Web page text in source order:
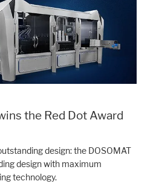
the Red Dot Award
design: the DOSOMAT
design with maximum
technology.